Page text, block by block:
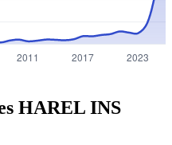
HAREL INS